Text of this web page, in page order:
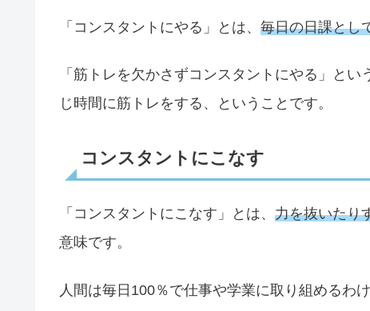
「コンスタントにやる」とは、 毎日の日課とし
「筋トレを欠かさずコンスタントにやる」と
じ時間に筋トレをする、ということです。
コンスタントにこなす
「コンスタントにこなす」とは、 力を抜いたり
意味です。
人間は毎日100％で仕事や学業に取り組めるわ